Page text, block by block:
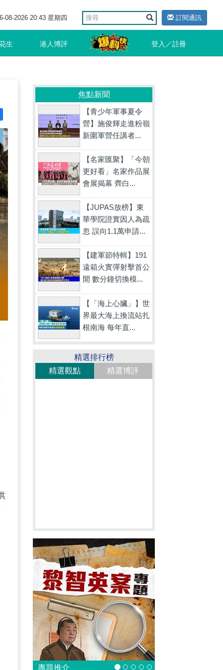
08-2026 20:43 星期四 訂閱通訊
生 港人博評 登入／註冊
焦點新聞
【青少年軍事夏令
營】施俊輝走進粉嶺
新圍軍營任講者...
【名家匯聚】「今朝
更好看」名家作品展
會展揭幕 齊白...
【JUPAS放榜】東
華學院證實因人為疏
忽 誤向1.1萬申請...
【建軍節特輯】191
遠箱火實彈射擊首公
開 數分鐘切換模...
【「海上心臟」】世
界最大海上換流站扎
根南海 每年直...
精選排行榜
精選觀點
精選博評
專題推介